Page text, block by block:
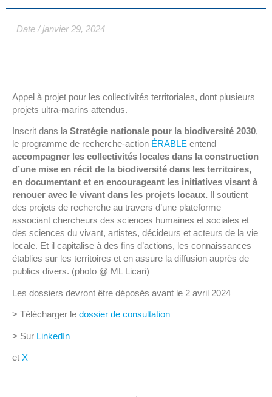
Date / janvier 29, 2024
Appel à projet pour les collectivités territoriales, dont plusieurs
projets ultra-marins attendus.
Inscrit dans la Stratégie nationale pour la biodiversité 2030,
le programme de recherche-action ÉRABLE entend
accompagner les collectivités locales dans la construction
d’une mise en récit de la biodiversité dans les territoires,
en documentant et en encourageant les initiatives visant à
renouer avec le vivant dans les projets locaux. Il soutient
des projets de recherche au travers d’une plateforme
associant chercheurs des sciences humaines et sociales et
des sciences du vivant, artistes, décideurs et acteurs de la vie
locale. Et il capitalise à des fins d’actions, les connaissances
établies sur les territoires et en assure la diffusion auprès de
publics divers. (photo @ ML Licari)
Les dossiers devront être déposés avant le 2 avril 2024
> Télécharger le dossier de consultation
> Sur LinkedIn
et X